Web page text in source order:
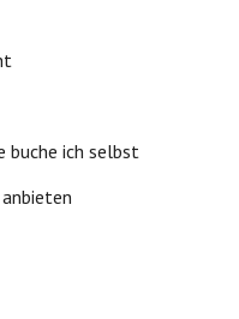
buche ich selbst